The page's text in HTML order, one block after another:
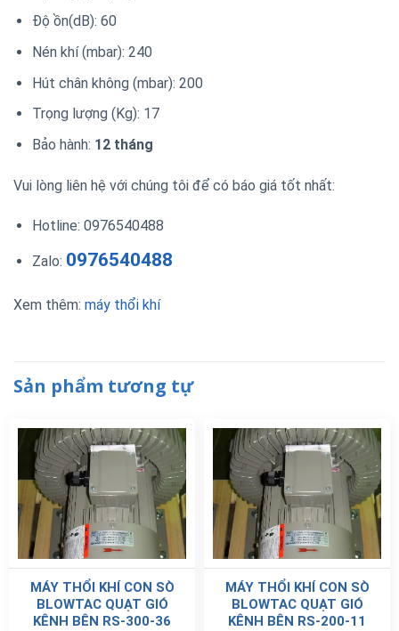
Độ ồn(dB): 60
Nén khí (mbar): 240
Hút chân không (mbar): 200
Trọng lượng (Kg): 17
Bảo hành: 12 tháng
Vui lòng liên hệ với chúng tôi để có báo giá tốt nhất:
Hotline: 0976540488
Zalo: 0976540488
Xem thêm: máy thổi khí
Sản phẩm tương tự
MÁY THỔI KHÍ CON SÒ
BLOWTAC QUẠT GIÓ
KÊNH BÊN RS-300-36
MÁY THỔI KHÍ CON SÒ
BLOWTAC QUẠT GIÓ
KÊNH BÊN RS-200-11